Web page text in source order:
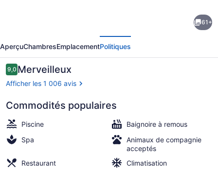
Ouro
Minas
Hotel
Belo
Dolce
by
Wyndham
Piscine intérieure, chaises longues
61+
AperçuChambresEmplacementPolitiques
Avis
9,09,0 sur 10 –
Merveilleux
Afficher les 1 006 avis
Commodités populaires
Piscine
Baignoire à remous
Spa
Animaux de compagnie
acceptés
Restaurant
Climatisation